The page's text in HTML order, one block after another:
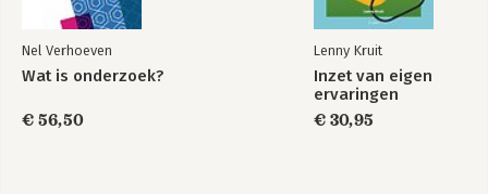
Nel Verhoeven
Wat is onderzoek?
€ 56,50
Lenny Kruit
Inzet van eigen
ervaringen
€ 30,95